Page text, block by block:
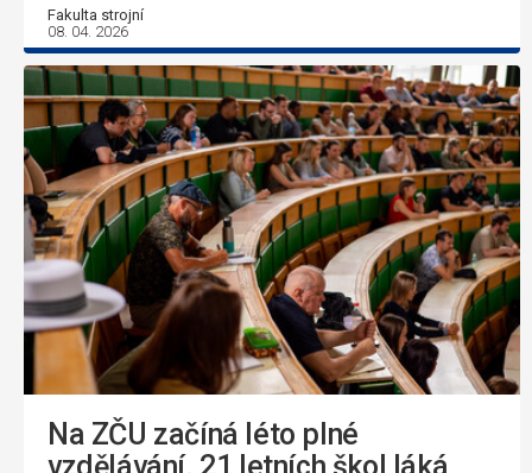
Fakulta strojní
08. 04. 2026
Na ZČU začíná léto plné